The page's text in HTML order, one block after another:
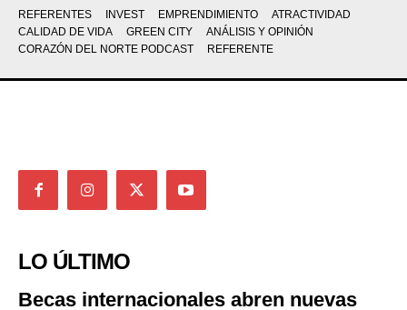
REFERENTES INVEST EMPRENDIMIENTO
ATRACTIVIDAD
CALIDAD DE VIDA
GREEN CITY
ANÁLISIS Y OPINIÓN
CORAZÓN DEL NORTE PODCAST
REFERENTE
LO ÚLTIMO
Becas internacionales abren nuevas